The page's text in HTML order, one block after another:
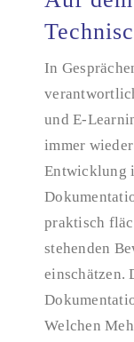
Auf
In
und E-
immer
Entwicklung
praktisch
stehenden
einschätzen.
Welchen